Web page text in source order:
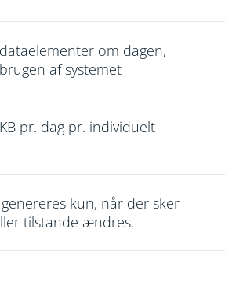
om dagen,
af systemet
pr. dag pr. individuelt
kun, når der sker
tilstande ændres.